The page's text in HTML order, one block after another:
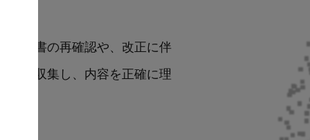
契約書の再確認や、改正に伴
報を収集し、内容を正確に理